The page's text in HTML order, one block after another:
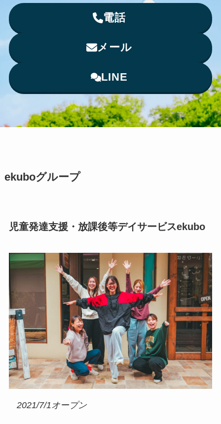
電話
メール
LINE
ekuboグループ
児童発達支援・放課後等デイサービスekubo
2021/7/1オープン